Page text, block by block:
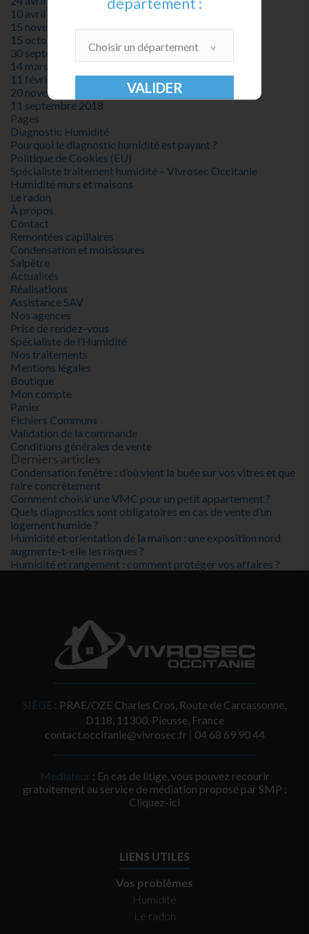
10 avril 2020
15 novembre 2019
15 octobre 2019
30 septembre 2019
14 mars 2019
11 février 2019
20 novembre 2018
11 septembre 2018
Pages
Diagnostic Humidité
Pourquoi le diagnostic humidité est payant ?
Politique de Cookies (EU)
Spécialiste traitement humidité – Vivrosec Occitanie
Humidité murs et maisons
Le radon
À propos
Contact
Remontées capillaires
Condensation et moisissures
Salpêtre
Actualités
Réalisations
Assistance SAV
Nos agences
Prise de rendez-vous
Spécialiste de l’Humidité
Nos traitements
Mentions légales
Boutique
Mon compte
Panier
Fichiers Communs
Validation de la commande
Conditions générales de vente
Derniers articles
Condensation fenêtre : d’où vient la buée sur vos vitres et que
faire concrètement
Comment choisir une VMC pour un petit appartement ?
Quels diagnostics sont obligatoires en cas de vente d’un
logement humide ?
Humidité et orientation de la maison : une exposition nord
augmente-t-elle les risques ?
Humidité et rangement : comment protéger vos affaires ?
Choisir un département
SIÈGE : PRAE/OZE Charles Cros, Route de Carcassonne,
D118, 11300, Pieusse, France
contact.occitanie@vivrosec.fr | ‭04 68 69 90 44‬
Médiateur : En cas de litige, vous pouvez recourir
gratuitement au service de médiation proposé par SMP :
Cliquez-ici
LIENS UTILES
Vos problèmes
Humidité
Le radon